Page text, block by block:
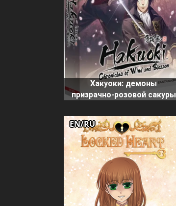
Хакуоки: демоны
призрачно-розовой сакуры
EN/RU